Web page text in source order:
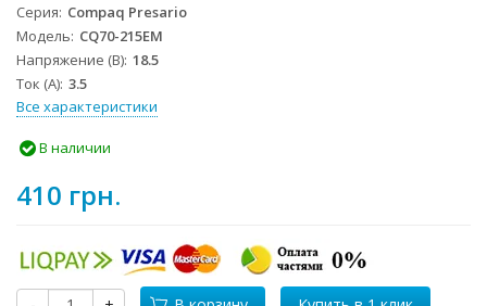
Серия Compaq Presario
Модель CQ70-215EM
Напряжение (В) 18.5
Ток (А) 3.5
Все характеристики
В наличии
410 грн.